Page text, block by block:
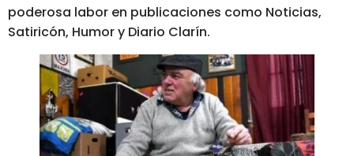
poderosa labor en publicaciones como Noticias,
Satiricón, Humor y Diario Clarín.